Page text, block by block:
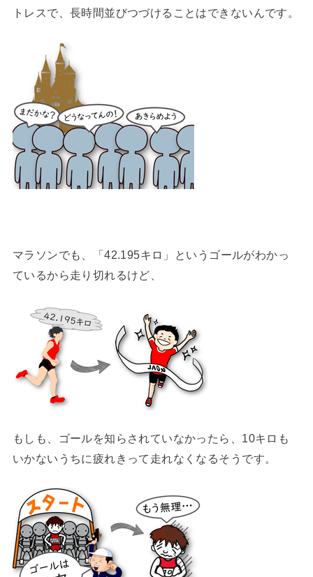
トレスで、長時間並びつづけることはできないんです。
マラソンでも、「42.195キロ」というゴールがわかっ
ているから走り切れるけど、
もしも、ゴールを知らされていなかったら、10キロも
いかないうちに疲れきって走れなくなるそうです。